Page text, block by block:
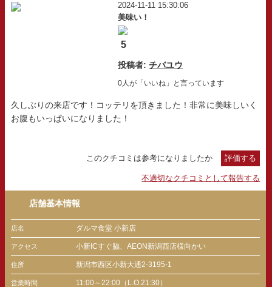
2024-11-11 15:30:06
美味い！
5
投稿者:チバユウ
0人が「いいね」と言っています
久しぶりの来店です！コッテリを頂きました！非常に美味しいく
お腹もいっぱいになりました！
このクチコミは参考になりましたか 評価する
不適切なクチコミとして報告する
店舗基本情報
店名 ダルマ食堂 小新店
アクセス 小新ICすぐ脇、AEON新潟西店様向かい
住所 新潟市西区小新大通2-3195-1
営業時間 11:00～22:00（L.O.21:30）